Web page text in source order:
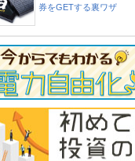
券をGETする裏ワザ